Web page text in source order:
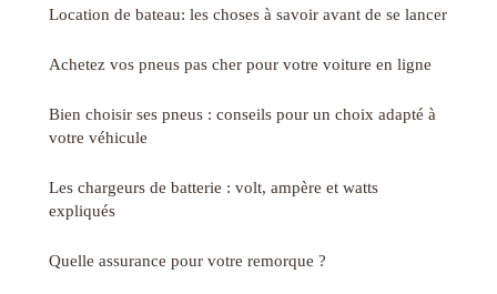
Location de bateau: les choses à savoir avant de se lancer
Achetez vos pneus pas cher pour votre voiture en ligne
Bien choisir ses pneus : conseils pour un choix adapté à
votre véhicule
Les chargeurs de batterie : volt, ampère et watts
expliqués
Quelle assurance pour votre remorque ?